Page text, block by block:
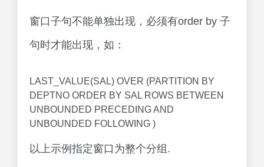
窗口子句不能单独出现，必须有order by 子
句时才能出现，如：
LAST_VALUE(SAL) OVER (PARTITION BY
DEPTNO ORDER BY SAL ROWS BETWEEN
UNBOUNDED PRECEDING AND
UNBOUNDED FOLLOWING )
以上示例指定窗口为整个分组.